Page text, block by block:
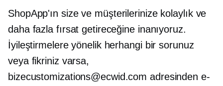
ShopApp'ın size ve müşterilerinize kolaylık ve
daha fazla fırsat getireceğine inanıyoruz.
İyileştirmelere yönelik herhangi bir sorunuz
veya fikriniz varsa,
bizecustomizations@ecwid.com adresinden e-